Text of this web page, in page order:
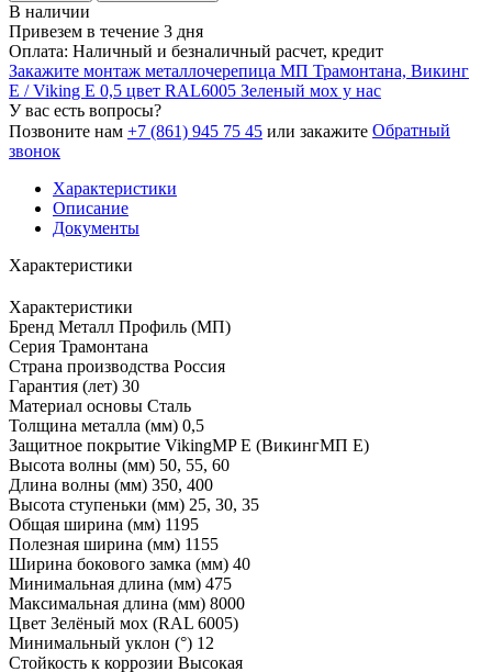
В наличии
Привезем в течение 3 дня
Оплата: Наличный и безналичный расчет, кредит
Закажите монтаж металлочерепица МП Трамонтана, Викинг
Е / Viking E 0,5 цвет RAL6005 Зеленый мох у нас
У вас есть вопросы?
Позвоните нам +7 (861) 945 75 45 или закажите Обратный
звонок
Характеристики
Описание
Документы
Характеристики
Характеристики
Бренд Металл Профиль (МП)
Серия Трамонтана
Страна производства Россия
Гарантия (лет) 30
Материал основы Сталь
Толщина металла (мм) 0,5
Защитное покрытие VikingMP E (ВикингМП Е)
Высота волны (мм) 50, 55, 60
Длина волны (мм) 350, 400
Высота ступеньки (мм) 25, 30, 35
Общая ширина (мм) 1195
Полезная ширина (мм) 1155
Ширина бокового замка (мм) 40
Минимальная длина (мм) 475
Максимальная длина (мм) 8000
Цвет Зелёный мох (RAL 6005)
Минимальный уклон (°) 12
Стойкость к коррозии Высокая